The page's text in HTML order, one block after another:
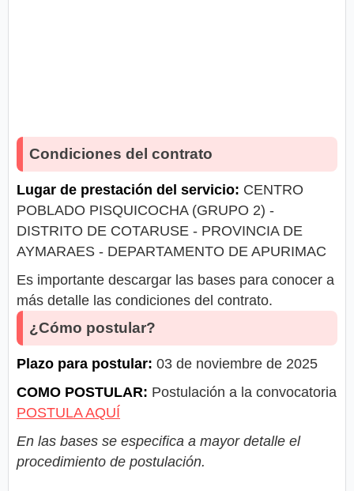
Condiciones del contrato
Lugar de prestación del servicio: CENTRO
POBLADO PISQUICOCHA (GRUPO 2) -
DISTRITO DE COTARUSE - PROVINCIA DE
AYMARAES - DEPARTAMENTO DE APURIMAC
Es importante descargar las bases para conocer a
más detalle las condiciones del contrato.
¿Cómo postular?
Plazo para postular: 03 de noviembre de 2025
COMO POSTULAR: Postulación a la convocatoria
POSTULA AQUÍ
En las bases se especifica a mayor detalle el
procedimiento de postulación.